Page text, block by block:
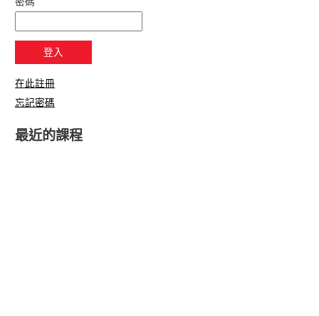
在此註冊
忘記密碼
最近的課程